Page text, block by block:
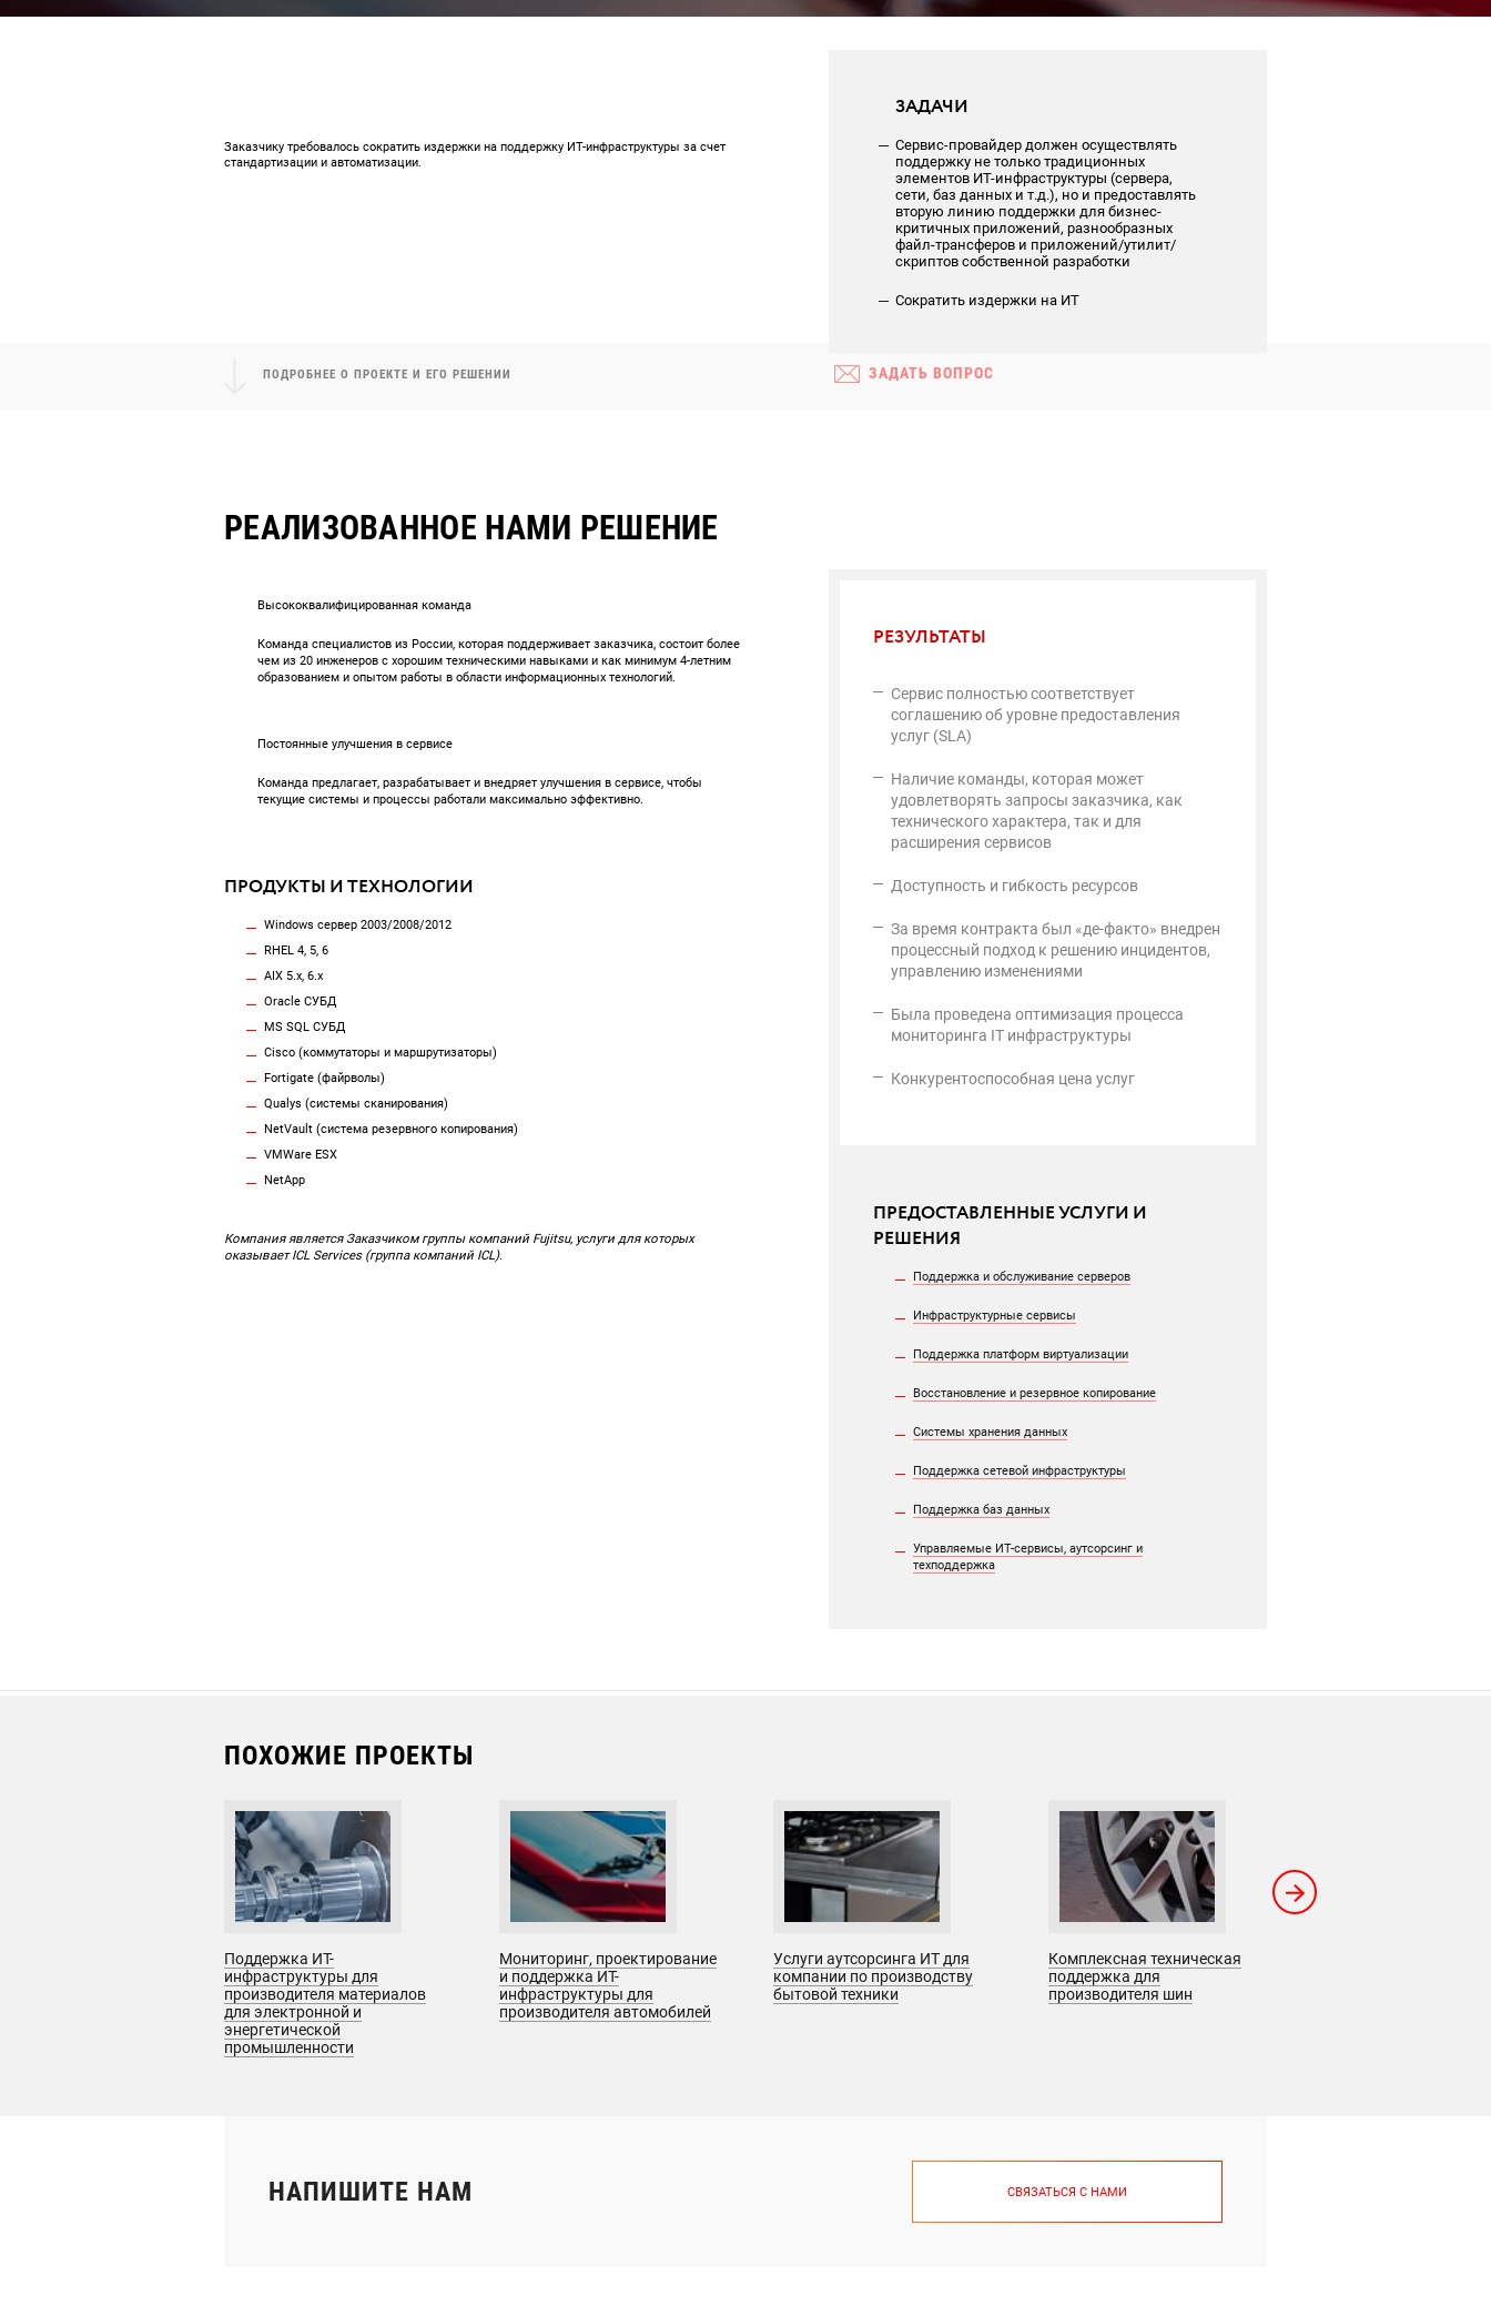
Заказчику требовалось сократить издержки на поддержку ИТ-инфраструктуры за счет
стандартизации и автоматизации.
ЗАДАЧИ
Сервис-провайдер должен осуществлять
поддержку не только традиционных
элементов ИТ-инфраструктуры (сервера,
сети, баз данных и т.д.), но и предоставлять
вторую линию поддержки для бизнес-
критичных приложений, разнообразных
файл-трансферов и приложений/утилит/
скриптов собственной разработки
Сократить издержки на ИТ
ПОДРОБНЕЕ О ПРОЕКТЕ И ЕГО РЕШЕНИИ ЗАДАТЬ ВОПРОС
РЕАЛИЗОВАННОЕ НАМИ РЕШЕНИЕ
Высококвалифицированная команда
Команда специалистов из России, которая поддерживает заказчика, состоит более
чем из 20 инженеров с хорошим техническими навыками и как минимум 4-летним
образованием и опытом работы в области информационных технологий.
Постоянные улучшения в сервисе
Команда предлагает, разрабатывает и внедряет улучшения в сервисе, чтобы
текущие системы и процессы работали максимально эффективно.
ПРОДУКТЫ И ТЕХНОЛОГИИ
Windows сервер 2003/2008/2012
RHEL 4, 5, 6
AIX 5.x, 6.x
Oracle СУБД
MS SQL СУБД
Cisco (коммутаторы и маршрутизаторы)
Fortigate (файрволы)
Qualys (системы сканирования)
NetVault (система резервного копирования)
VMWare ESX
NetApp
Компания является Заказчиком группы компаний Fujitsu, услуги для которых
оказывает ICL Services (группа компаний ICL).
РЕЗУЛЬТАТЫ
Сервис полностью соответствует
соглашению об уровне предоставления
услуг (SLA)
Наличие команды, которая может
удовлетворять запросы заказчика, как
технического характера, так и для
расширения сервисов
Доступность и гибкость ресурсов
За время контракта был «де-факто» внедрен
процессный подход к решению инцидентов,
управлению изменениями
Была проведена оптимизация процесса
мониторинга IT инфраструктуры
Конкурентоспособная цена услуг
ПРЕДОСТАВЛЕННЫЕ УСЛУГИ И
РЕШЕНИЯ
Поддержка и обслуживание серверов
Инфраструктурные сервисы
Поддержка платформ виртуализации
Восстановление и резервное копирование
Системы хранения данных
Поддержка сетевой инфраструктуры
Поддержка баз данных
Управляемые ИТ-сервисы, аутсорсинг и
техподдержка
ПОХОЖИЕ ПРОЕКТЫ
Поддержка ИТ-
инфраструктуры для
производителя материалов
для электронной и
энергетической
промышленности
Мониторинг, проектирование
и поддержка ИТ-
инфраструктуры для
производителя автомобилей
Услуги аутсорсинга ИТ для
компании по производству
бытовой техники
Комплексная техническая
поддержка для
производителя шин
НАПИШИТЕ НАМ СВЯЗАТЬСЯ С НАМИ